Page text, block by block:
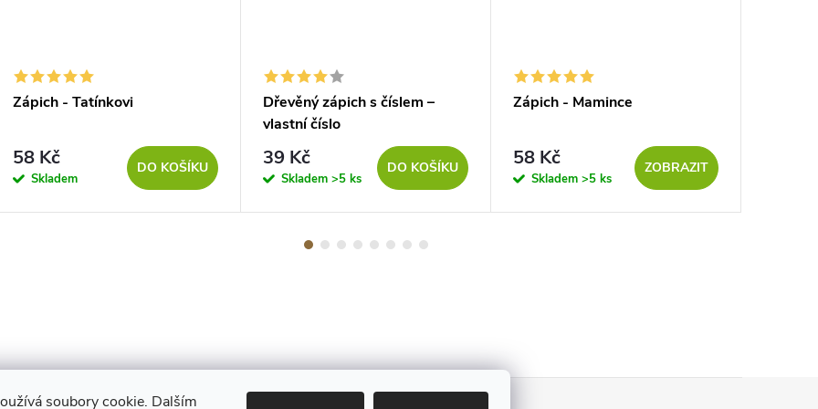
soubory cookie. Dalším
Zápich - Tatínkovi
58 Kč
Skladem
DO KOŠÍKU
Dřevěný zápich s číslem –
vlastní číslo
39 Kč
Skladem >5 ks
DO KOŠÍKU
Zápich - Mamince
58 Kč
Skladem >5 ks
ZOBRAZIT